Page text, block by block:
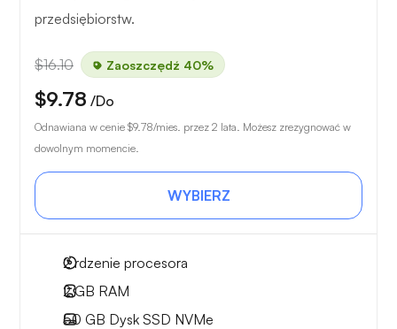
przedsiębiorstw.
$16.10 Zaoszczędź 40%
$9.78 /Do
Odnawiana w cenie $9.78/mies. przez 2 lata. Możesz zrezygnować w
dowolnym momencie.
WYBIERZ
2rdzenie procesora
2 GB RAM
50 GB Dysk SSD NVMe